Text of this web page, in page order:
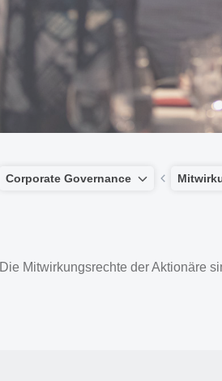
Corporate Governance
Die Mitwirkungsrechte der Aktionäre